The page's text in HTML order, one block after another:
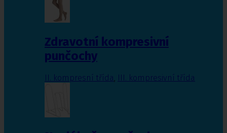
Zdravotní kompresivní
punčochy
II. kompresní třída III. kompresivní třída